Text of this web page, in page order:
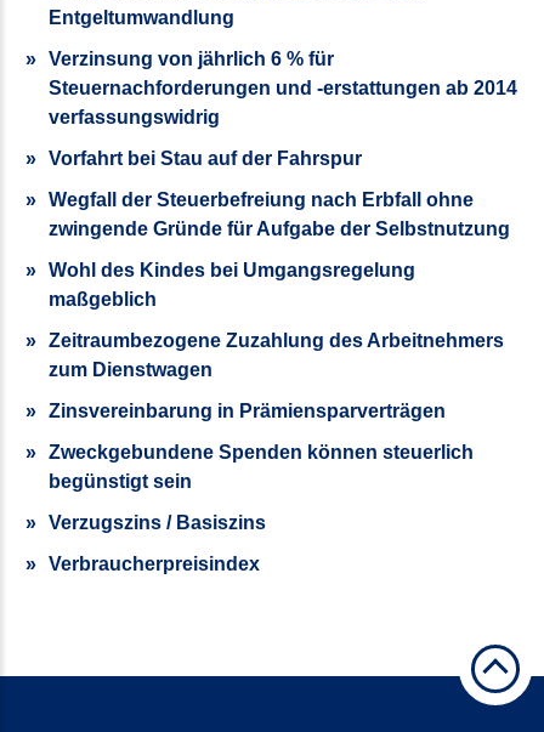
Entgeltumwandlung
Verzinsung von jährlich 6 % für
Steuernachforderungen und -erstattungen ab 2014
verfassungswidrig
Vorfahrt bei Stau auf der Fahrspur
Wegfall der Steuerbefreiung nach Erbfall ohne
zwingende Gründe für Aufgabe der Selbstnutzung
Wohl des Kindes bei Umgangsregelung
maßgeblich
Zeitraumbezogene Zuzahlung des Arbeitnehmers
zum Dienstwagen
Zinsvereinbarung in Prämiensparverträgen
Zweckgebundene Spenden können steuerlich
begünstigt sein
Verzugszins / Basiszins
Verbraucherpreisindex